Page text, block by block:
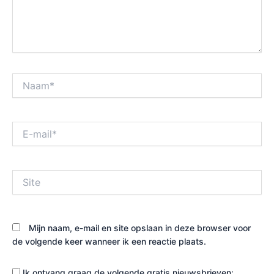
mail*
Mijn naam, e-mail en site opslaan in deze browser voor
de volgende keer wanneer ik een reactie plaats.